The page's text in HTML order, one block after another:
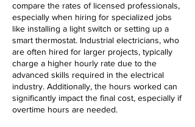
compare the rates of licensed professionals,
especially when hiring for specialized jobs
like installing a light switch or setting up a
smart thermostat. Industrial electricians, who
are often hired for larger projects, typically
charge a higher hourly rate due to the
advanced skills required in the electrical
industry. Additionally, the hours worked can
significantly impact the final cost, especially if
overtime hours are needed.